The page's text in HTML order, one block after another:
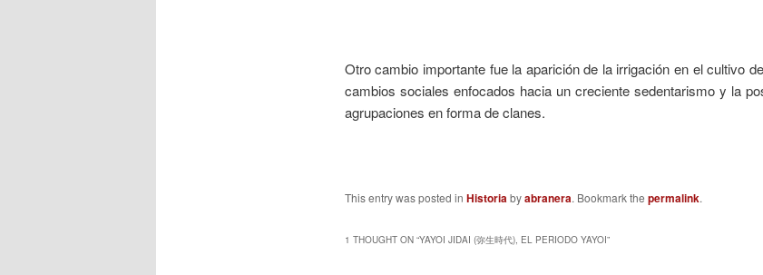
Otro cambio importante fue la aparición de la irrigación en el cultivo
cambios sociales enfocados hacia un creciente sedentarismo y la
agrupaciones en forma de clanes.
This entry was posted in Historiabyabranera. Bookmark the permalink.
1 THOUGHT ON “YAYOI JIDAI (弥生時代), EL PERIODO YAYOI”